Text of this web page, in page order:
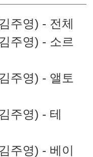
주영) - 전체
주영) - 소르
주영) - 앨토
주영) - 테
주영) - 베이
북5